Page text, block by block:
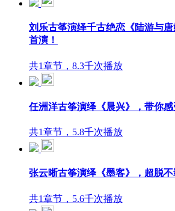
刘乐古筝演绎千古绝恋《陆游与
首演！
共1章节，8.3千次播放
任洲洋古筝演绎《晨兴》，带你
共1章节，5.8千次播放
张云晰古筝演绎《墨客》，超脱
共1章节，5.6千次播放